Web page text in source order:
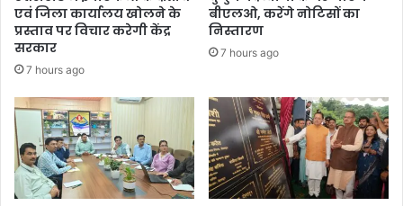
एवं जिला कार्यालय खोलने के
प्रस्ताव पर विचार करेगी केंद्र
सरकार
7 hours ago
बीएलओ, करेंगे नोटिसों का
निस्तारण
7 hours ago